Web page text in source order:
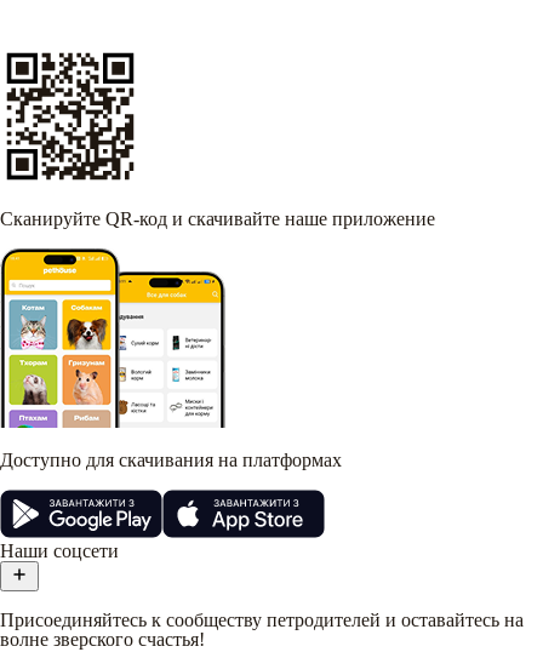
Сканируйте QR-код и скачивайте наше приложение
Доступно для скачивания на платформах
Наши соцсети
Присоединяйтесь к сообществу петродителей и оставайтесь на
волне зверского счастья!